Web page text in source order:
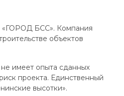
БСС». Компания
объектов
имеет опыта сданных
проекта. Единственный
высотки».